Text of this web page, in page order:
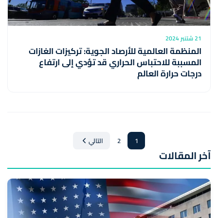
21 شتنبر 2024
المنظمة العالمية للأرصاد الجوية: تركيزات الغازات
المسببة للاحتباس الحراري قد تؤدي إلى ارتفاع
درجات حرارة العالم
1
2 التالي
آخر المقالات